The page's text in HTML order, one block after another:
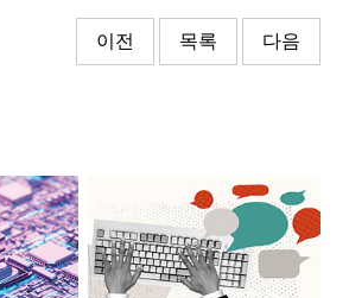
이전 목록 다음